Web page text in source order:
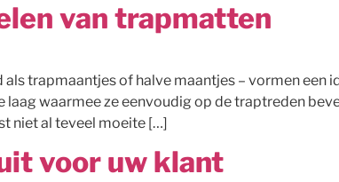
van trapmatten
trapmaantjes of halve maantjes – vormen een
laag waarmee ze eenvoudig op de traptreden
niet al teveel moeite […]
voor uw klant